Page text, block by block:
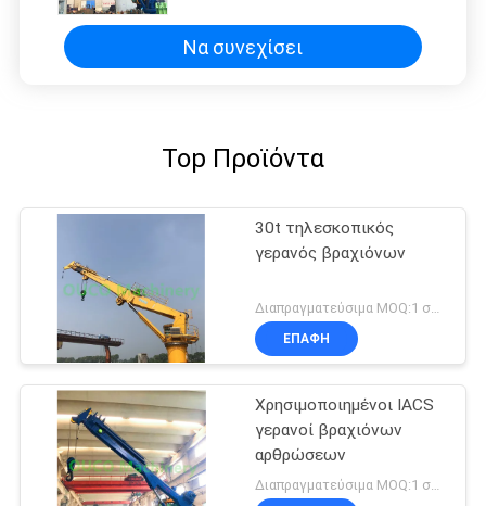
Να συνεχίσει
Top Προϊόντα
30t τηλεσκοπικός
γερανός βραχιόνων
ΕΠΑΦΉ
Χρησιμοποιημένοι IACS
γερανοί βραχιόνων
αρθρώσεων